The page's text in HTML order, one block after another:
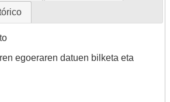
egoeraren datuen bilketa eta